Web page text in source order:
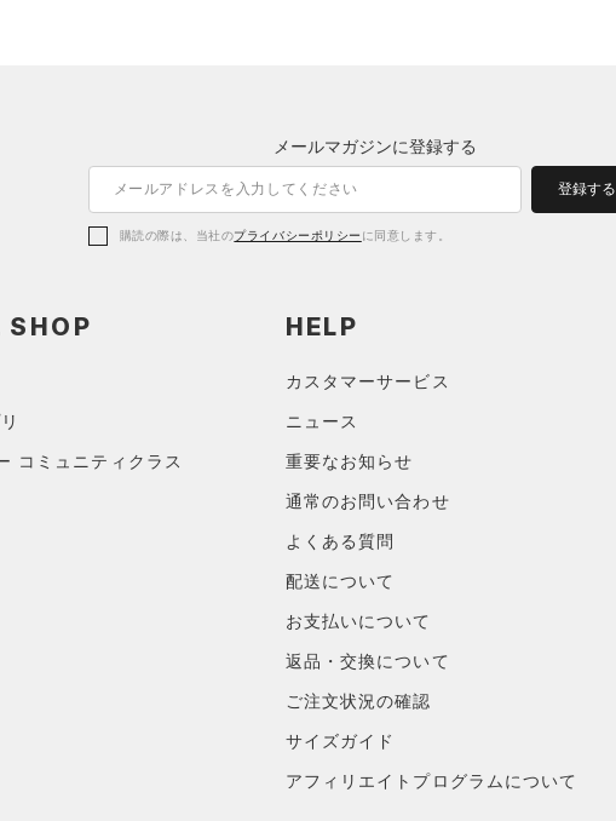
メールマガジンに登録する
登録する
購読の際は、当社のプライバシーポリシー に同意します。
コミュニティクラス
HELP
カスタマーサービス
ニュース
重要なお知らせ
通常のお問い合わせ
よくある質問
配送について
お支払いについて
返品・交換について
ご注文状況の確認
サイズガイド
アフィリエイトプログラムについて